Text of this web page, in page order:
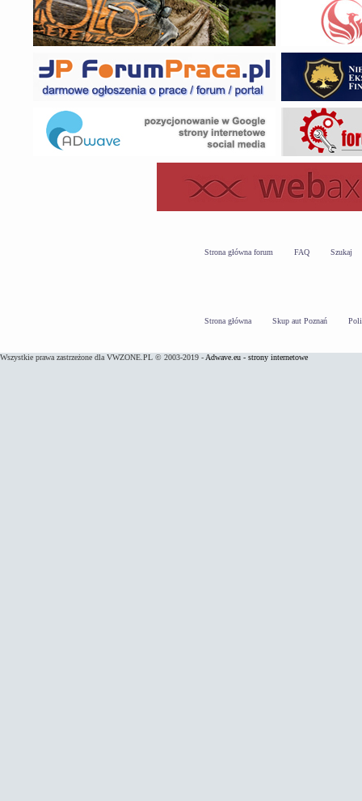
Strona główna forum FAQ Szukaj
Strona główna Skup aut Poznań
Wszystkie prawa zastrzeżone dla VWZONE.PL © 2003-2019 - Adwave.eu - strony internetowe